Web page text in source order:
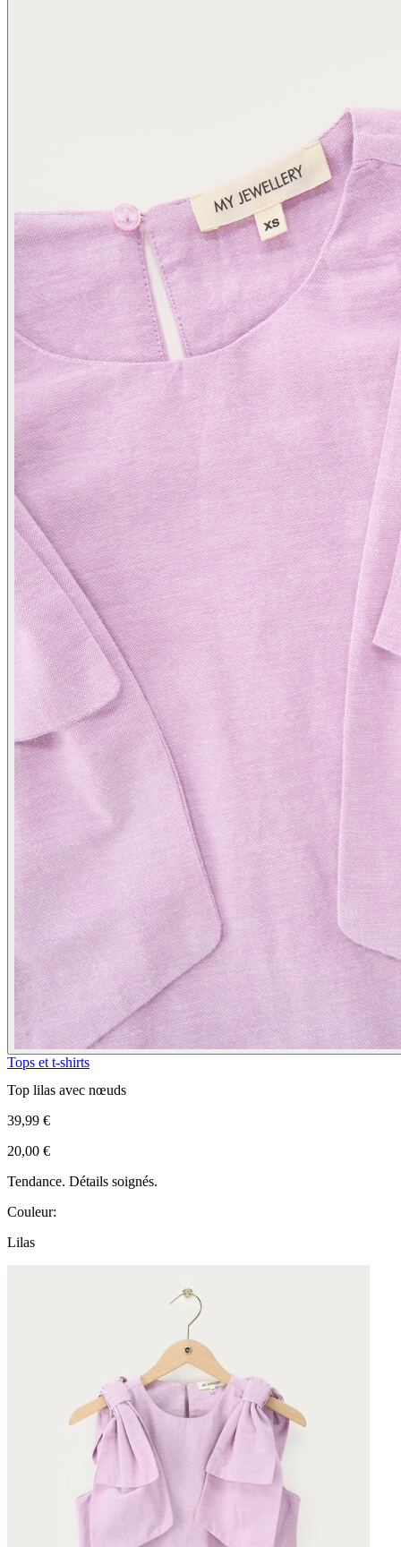
Tops et t-shirts
Top lilas avec nœuds
39,99 €
20,00 €
Tendance. Détails soignés.
Couleur:
Lilas